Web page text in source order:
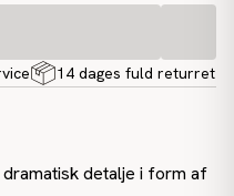
14 dages fuld returret
detalje i form af